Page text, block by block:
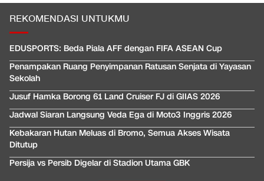
REKOMENDASI UNTUKMU
EDUSPORTS: Beda Piala AFF dengan FIFA ASEAN Cup
Penampakan Ruang Penyimpanan Ratusan Senjata di Yayasan
Sekolah
Jusuf Hamka Borong 61 Land Cruiser FJ di GIIAS 2026
Jadwal Siaran Langsung Veda Ega di Moto3 Inggris 2026
Kebakaran Hutan Meluas di Bromo, Semua Akses Wisata
Ditutup
Persija vs Persib Digelar di Stadion Utama GBK